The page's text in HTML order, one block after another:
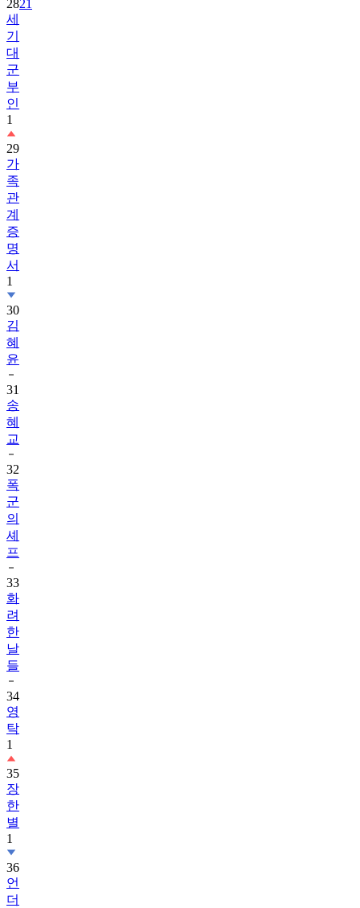
2821
세
기
대
군
부
인
1
29
가
족
관
계
증
명
서
1
30
김
혜
윤
31
송
혜
교
32
폭
군
의
셰
프
33
화
려
한
날
들
34
영
탁
1
35
장
한
별
1
36
언
더